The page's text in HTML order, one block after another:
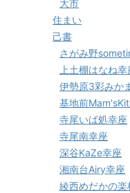
大市
住まい
己書
さがみ野
上土棚はなね幸
伊勢原3彩みか
基地前
寺尾いば処幸座
寺尾南幸座
深谷KaZe幸座
湘南台Airy幸座
綾西めだかの楽